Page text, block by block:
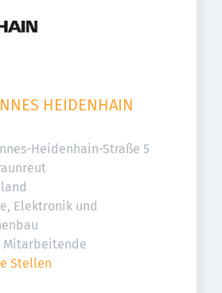
HEIDENHAIN
Heidenhain-Straße 5
Elektronik und
Mitarbeitende
Stellen